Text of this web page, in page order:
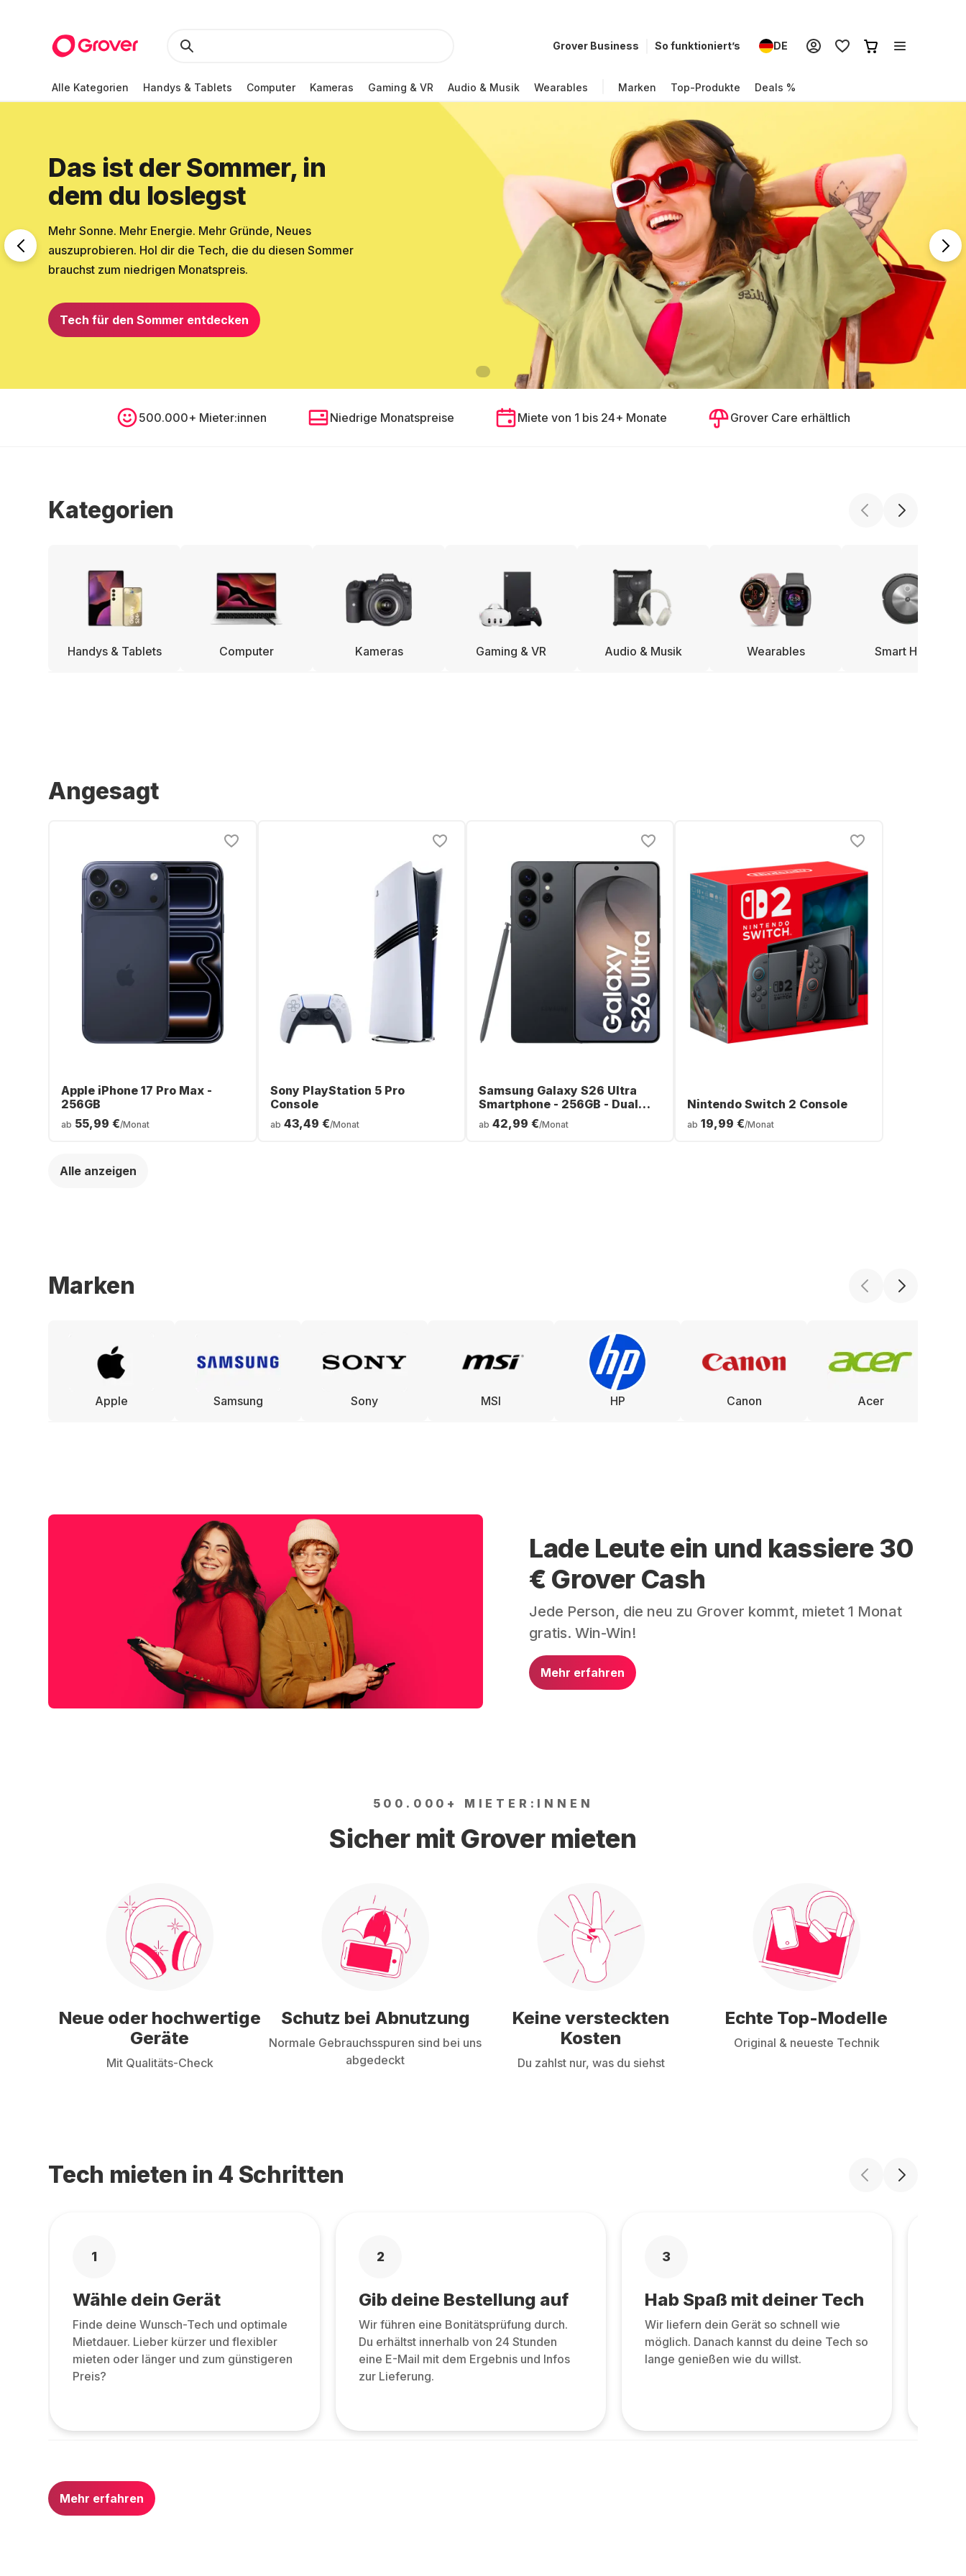
Grover Business So funktioniert’s DE
Alle Kategorien Handys & Tablets Computer Kameras Gaming & VR Audio & Musik Wearables Marken Top-Produkte Deals %
Das ist der Sommer, in
dem du loslegst
Mehr Sonne. Mehr Energie. Mehr Gründe, Neues
auszuprobieren. Hol dir die Tech, die du diesen Sommer
brauchst zum niedrigen Monatspreis.
Tech für den Sommer entdecken
500.000+ Mieter:innen Niedrige Monatspreise Miete von 1 bis 24+ Monate Grover Care erhältlich
Kategorien
Handys & Tablets Computer Kameras Gaming & VR Audio & Musik Wearables Smart Home
Angesagt
Apple iPhone 17 Pro Max -
256GB
ab 55,99 €/Monat
Sony PlayStation 5 Pro
Console
ab 43,49 €/Monat
Samsung Galaxy S26 Ultra
Smartphone - 256GB - Dual
SIM
ab 42,99 €/Monat
Nintendo Switch 2 Console
ab 19,99 €/Monat
Alle anzeigen
Marken
Apple Samsung Sony MSI HP Canon Acer
Lade Leute ein und kassiere 30
€ Grover Cash
Jede Person, die neu zu Grover kommt, mietet 1 Monat
gratis. Win-Win!
Mehr erfahren
500.000+ MIETER:INNEN
Sicher mit Grover mieten
Neue oder hochwertige
Geräte
Mit Qualitäts-Check
Schutz bei Abnutzung
Normale Gebrauchsspuren sind bei uns
abgedeckt
Keine versteckten
Kosten
Du zahlst nur, was du siehst
Echte Top-Modelle
Original & neueste Technik
Tech mieten in 4 Schritten
1
Wähle dein Gerät
Finde deine Wunsch-Tech und optimale
Mietdauer. Lieber kürzer und flexibler
mieten oder länger und zum günstigeren
Preis?
2
Gib deine Bestellung auf
Wir führen eine Bonitätsprüfung durch.
Du erhältst innerhalb von 24 Stunden
eine E-Mail mit dem Ergebnis und Infos
zur Lieferung.
3
Hab Spaß mit deiner Tech
Wir liefern dein Gerät so schnell wie
möglich. Danach kannst du deine Tech so
lange genießen wie du willst.
Mehr erfahren